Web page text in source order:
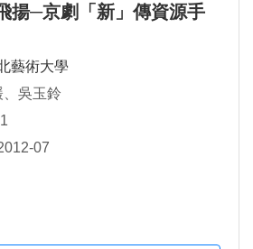
揚─京劇「新」傳資源手
藝術大學
吳玉鈴
07